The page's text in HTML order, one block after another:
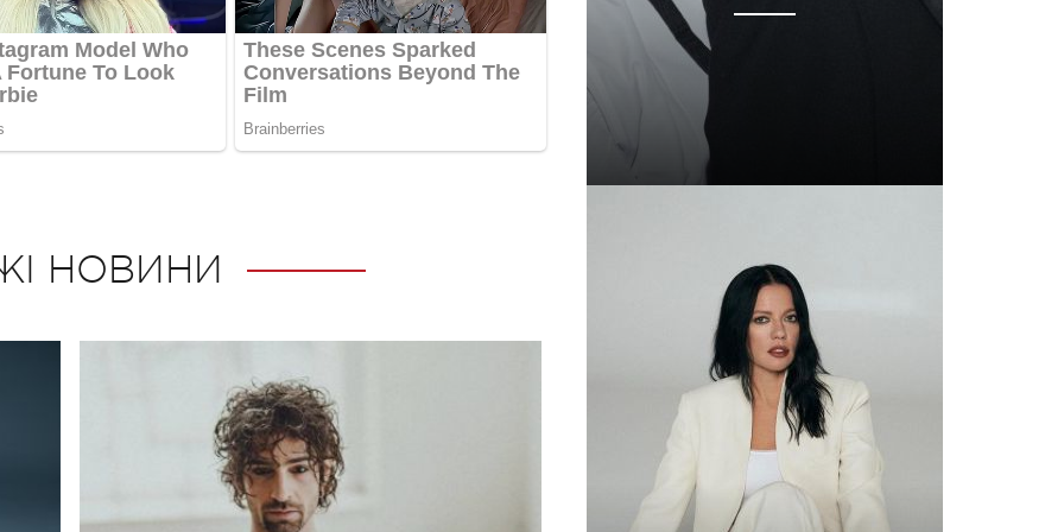
НОВИНИ